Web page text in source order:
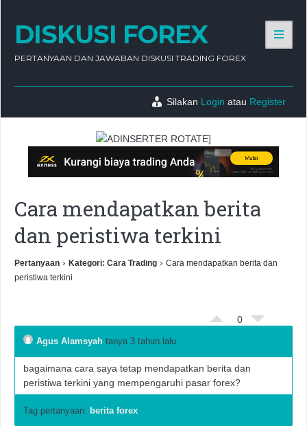
DISKUSI FOREX
PERTANYAAN DAN JAWABAN DISKUSI TRADING FOREX
Silakan Login atau Register
ADINSERTER ROTATE]
Cara mendapatkan berita
dan peristiwa terkini
Pertanyaan › Kategori: Cara Trading › Cara mendapatkan berita dan
peristiwa terkini
0
Agus Alamsyah tanya 3 tahun lalu
bagaimana cara saya tetap mendapatkan berita dan
peristiwa terkini yang mempengaruhi pasar forex?
Tag pertanyaan: berita forex